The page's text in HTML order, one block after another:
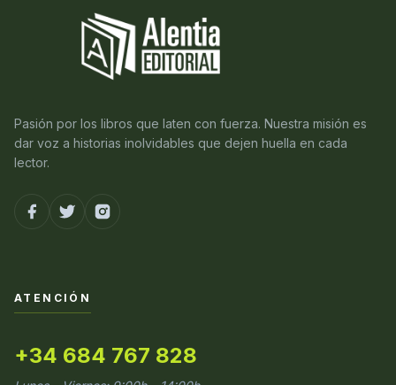
Pasión por los libros que laten con fuerza. Nuestra misión es
dar voz a historias inolvidables que dejen huella en cada
lector.
ATENCIÓN
+34 684 767 828